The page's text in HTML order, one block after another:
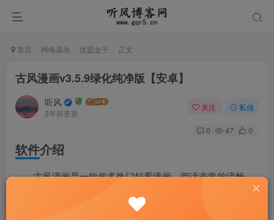
首页 网络基地 优盟盒子 正文
古风漫画v3.5.9绿化纯净版【安卓】
听风
3年前更新
关注 私信
0 47 0
软件介绍
古风漫画是一款超多热门好看漫画，阅读非常的流畅，
简约的界面设计，为每位用户提供更丰富的漫画，题材多多
而且分类很详细，支持多题材的划分，眼福满满，让你看不